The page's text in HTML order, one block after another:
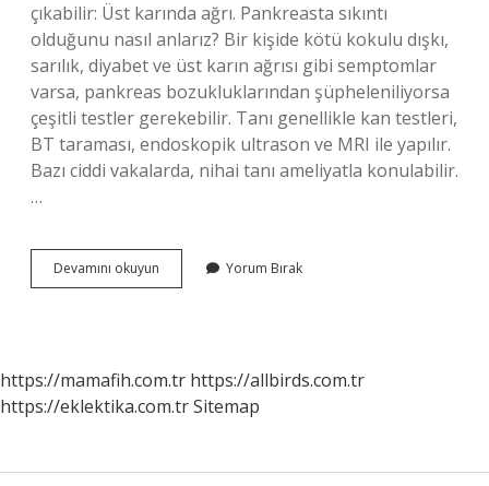
çıkabilir: Üst karında ağrı. Pankreasta sıkıntı
olduğunu nasıl anlarız? Bir kişide kötü kokulu dışkı,
sarılık, diyabet ve üst karın ağrısı gibi semptomlar
varsa, pankreas bozukluklarından şüpheleniliyorsa
çeşitli testler gerekebilir. Tanı genellikle kan testleri,
BT taraması, endoskopik ultrason ve MRI ile yapılır.
Bazı ciddi vakalarda, nihai tanı ameliyatla konulabilir.
…
Devamını okuyun Pankreas
Ağrısı
Yorum Bırak
https://mamafih.com.tr https://allbirds.com.tr
https://eklektika.com.trSitemap